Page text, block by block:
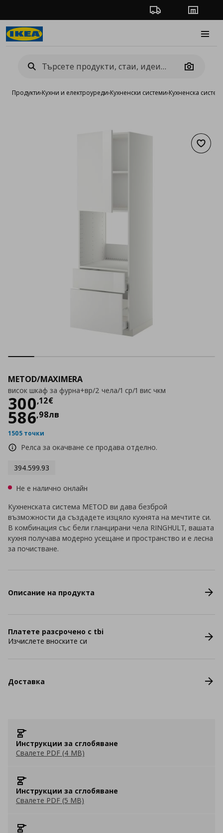
Проследяване на
Camera
Продукти›Кухни и електроуреди›Кухненски системи›Кухненска
METOD/MAXIMERA
висок шкаф за фурна+вр/2 чела/1 ср/1 вис чкм
300,12€
Цена300,12 €
586,98лв
1505 точки
Релса за окачване се продава отделно.
394.599.93
Не е налично онлайн
Кухненската система METOD ви дава безброй
възможности да създадете изцяло кухнята на мечтите си.
В комбинация със бели гланцирани чела RINGHULT, вашата
кухня получава модерно усещане и пространство и е лесна
за почистване.
Описание на продукта
Платете разсрочено с tbi
Изчислете вноските си
Доставка
Инструкции за сглобяване
Свалете PDF (4 MB)
Инструкции за сглобяване
Свалете PDF (5 MB)